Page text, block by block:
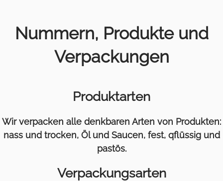
Nummern, Produkte und
Verpackungen
Produktarten
Wir verpacken alle denkbaren Arten von Produkten:
nass und trocken, Öl und Saucen, fest, qflüssig und
pastös.
Verpackungsarten